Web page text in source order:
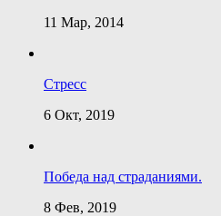
11 Мар, 2014
Стресс
6 Окт, 2019
Победа над страданиями.
8 Фев, 2019